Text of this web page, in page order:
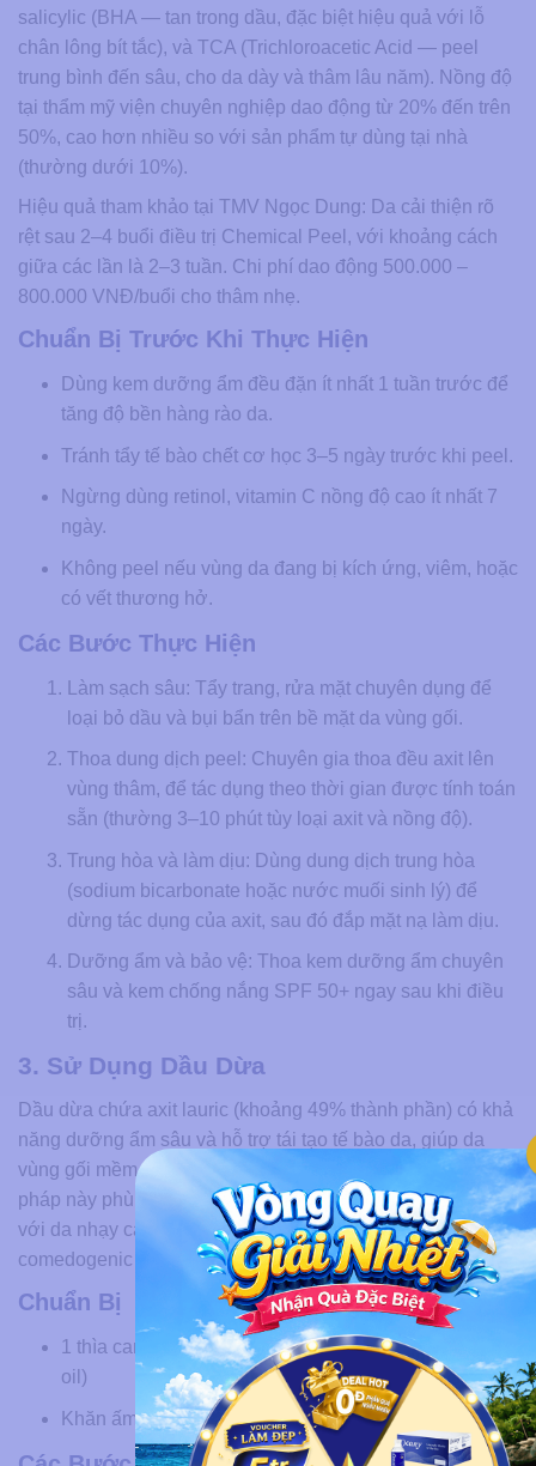
salicylic (BHA — tan trong dầu, đặc biệt hiệu quả với lỗ
chân lông bít tắc), và TCA (Trichloroacetic Acid — peel
trung bình đến sâu, cho da dày và thâm lâu năm). Nồng độ
tại thẩm mỹ viện chuyên nghiệp dao động từ 20% đến trên
50%, cao hơn nhiều so với sản phẩm tự dùng tại nhà
(thường dưới 10%).
Hiệu quả tham khảo tại TMV Ngọc Dung: Da cải thiện rõ
rệt sau 2–4 buổi điều trị Chemical Peel, với khoảng cách
giữa các lần là 2–3 tuần. Chi phí dao động 500.000 –
800.000 VNĐ/buổi cho thâm nhẹ.
Chuẩn Bị Trước Khi Thực Hiện
Dùng kem dưỡng ẩm đều đặn ít nhất 1 tuần trước để
tăng độ bền hàng rào da.
Tránh tẩy tế bào chết cơ học 3–5 ngày trước khi peel.
Ngừng dùng retinol, vitamin C nồng độ cao ít nhất 7
ngày.
Không peel nếu vùng da đang bị kích ứng, viêm, hoặc
có vết thương hở.
Các Bước Thực Hiện
Làm sạch sâu: Tẩy trang, rửa mặt chuyên dụng để
loại bỏ dầu và bụi bẩn trên bề mặt da vùng gối.
Thoa dung dịch peel: Chuyên gia thoa đều axit lên
vùng thâm, để tác dụng theo thời gian được tính toán
sẵn (thường 3–10 phút tùy loại axit và nồng độ).
Trung hòa và làm dịu: Dùng dung dịch trung hòa
(sodium bicarbonate hoặc nước muối sinh lý) để
dừng tác dụng của axit, sau đó đắp mặt nạ làm dịu.
Dưỡng ẩm và bảo vệ: Thoa kem dưỡng ẩm chuyên
sâu và kem chống nắng SPF 50+ ngay sau khi điều
trị.
3. Sử Dụng Dầu Dừa
Dầu dừa chứa axit lauric (khoảng 49% thành phần) có khả
năng dưỡng ẩm sâu và hỗ trợ tái tạo tế bào da, giúp da
vùng gối mềm và đều màu dần theo thời gian. Phương
pháp này phù hợp với thâm nhẹ và da khô, không phù hợp
với da nhạy cảm dễ nổi mụn do dầu dừa có chỉ số
comedogenic ở mức 4/5.
Chuẩn Bị
1 thìa canh dầu dừa nguyên chất (extra virgin coconut
oil)
Khăn ấm, nước ấm